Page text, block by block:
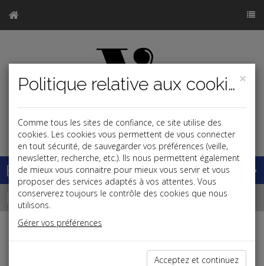
Base documentaire
Dépêches
×
Politique relative aux cookies
Comme tous les sites de confiance, ce site utilise des
cookies. Les cookies vous permettent de vous connecter
en tout sécurité, de sauvegarder vos préférences (veille,
newsletter, recherche, etc.). Ils nous permettent également
de mieux vous connaitre pour mieux vous servir et vous
proposer des services adaptés à vos attentes. Vous
conserverez toujours le contrôle des cookies que nous
utilisons.
Gérer vos préférences
Acceptez et continuez